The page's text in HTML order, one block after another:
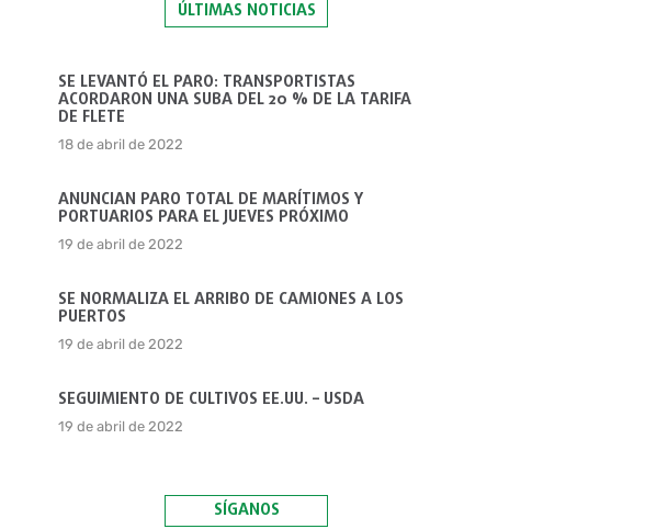
ÚLTIMAS NOTICIAS
SE LEVANTÓ EL PARO: TRANSPORTISTAS
ACORDARON UNA SUBA DEL 20 % DE LA TARIFA
DE FLETE
18 de abril de 2022
ANUNCIAN PARO TOTAL DE MARÍTIMOS Y
PORTUARIOS PARA EL JUEVES PRÓXIMO
19 de abril de 2022
SE NORMALIZA EL ARRIBO DE CAMIONES A LOS
PUERTOS
19 de abril de 2022
SEGUIMIENTO DE CULTIVOS EE.UU. – USDA
19 de abril de 2022
SÍGANOS